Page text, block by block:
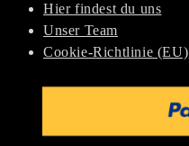
Hier findest du uns
Unser Team
Cookie-Richtlinie (EU)